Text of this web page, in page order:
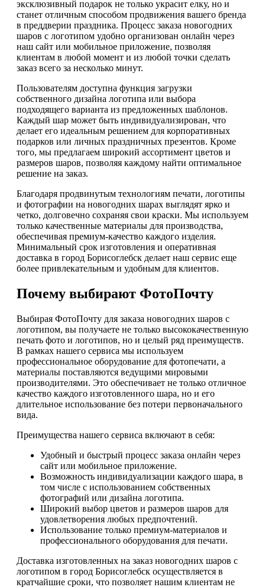
эксклюзивный подарок не только украсит елку, но и
станет отличным способом продвижения вашего бренда
в преддверии праздника. Процесс заказа новогодних
шаров с логотипом удобно организован онлайн через
наш сайт или мобильное приложение, позволяя
клиентам в любой момент и из любой точки сделать
заказ всего за несколько минут.
Пользователям доступна функция загрузки
собственного дизайна логотипа или выбора
подходящего варианта из предложенных шаблонов.
Каждый шар может быть индивидуализирован, что
делает его идеальным решением для корпоративных
подарков или личных праздничных презентов. Кроме
того, мы предлагаем широкий ассортимент цветов и
размеров шаров, позволяя каждому найти оптимальное
решение на заказ.
Благодаря продвинутым технологиям печати, логотипы
и фотографии на новогодних шарах выглядят ярко и
четко, долговечно сохраняя свои краски. Мы используем
только качественные материалы для производства,
обеспечивая премиум-качество каждого изделия.
Минимальный срок изготовления и оперативная
доставка в город Борисоглебск делает наш сервис еще
более привлекательным и удобным для клиентов.
Почему выбирают ФотоПочту
Выбирая ФотоПочту для заказа новогодних шаров с
логотипом, вы получаете не только высококачественную
печать фото и логотипов, но и целый ряд преимуществ.
В рамках нашего сервиса мы используем
профессиональное оборудование для фотопечати, а
материалы поставляются ведущими мировыми
производителями. Это обеспечивает не только отличное
качество каждого изготовленного шара, но и его
длительное использование без потери первоначального
вида.
Преимущества нашего сервиса включают в себя:
Удобный и быстрый процесс заказа онлайн через
сайт или мобильное приложение.
Возможность индивидуализации каждого шара, в
том числе с использованием собственных
фотографий или дизайна логотипа.
Широкий выбор цветов и размеров шаров для
удовлетворения любых предпочтений.
Использование только премиум-материалов и
профессионального оборудования для печати.
Доставка изготовленных на заказ новогодних шаров с
логотипом в город Борисоглебск осуществляется в
кратчайшие сроки, что позволяет нашим клиентам не